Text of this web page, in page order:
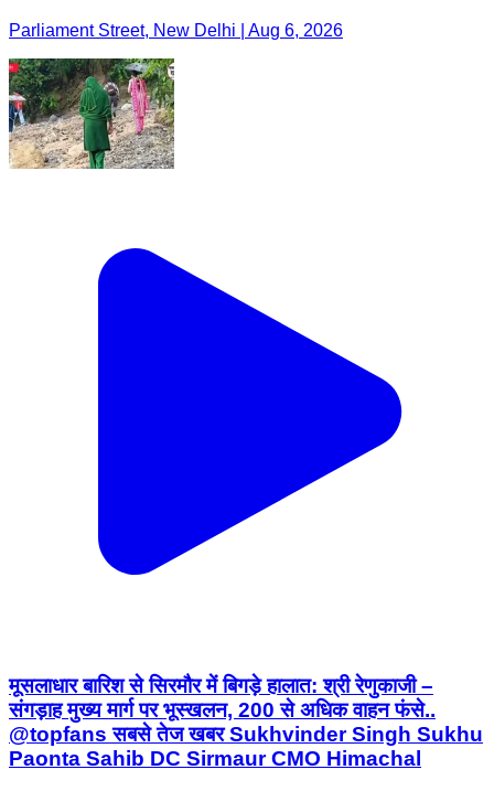
Parliament Street, New Delhi | Aug 6, 2026
मूसलाधार बारिश से सिरमौर में बिगड़े हालात: श्री रेणुकाजी –
संगड़ाह मुख्य मार्ग पर भूस्खलन, 200 से अधिक वाहन फंसे..
@topfans सबसे तेज खबर Sukhvinder Singh Sukhu
Paonta Sahib DC Sirmaur CMO Himachal